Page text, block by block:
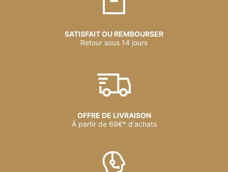
SATISFAIT OU REMBOURSER
Retour sous 14 jours
OFFRE DE LIVRAISON
À partir de 69€* d'achats